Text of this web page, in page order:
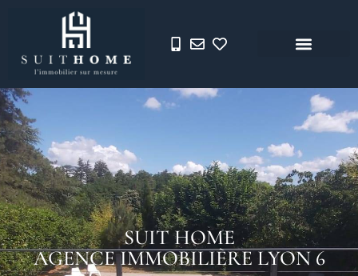
SUIT HOME
AGENCE IMMOBILIÈRE LYON 6